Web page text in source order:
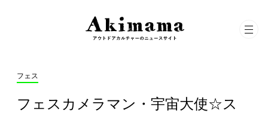
フェス
フェスカメラマン・宇宙大使☆ス